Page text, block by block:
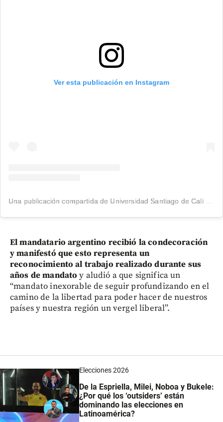
Ver esta publicación en Instagram
El mandatario argentino recibió la condecoración
y manifestó que esto representa un
reconocimiento al trabajo realizado durante sus
años de mandato y aludió a que significa un
“mandato inexorable de seguir profundizando en el
camino de la libertad para poder hacer de nuestros
países y nuestra región un vergel liberal”.
Elecciones 2026
De la Espriella, Milei, Noboa y Bukele:
¿Por qué los ‘outsiders’ están
dominando las elecciones en
Latinoamérica?